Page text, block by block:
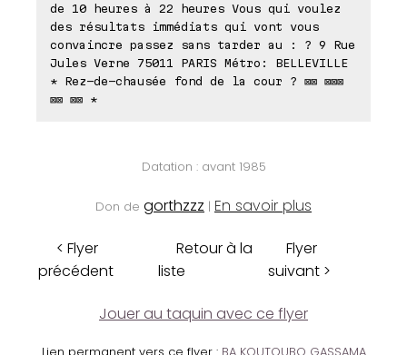
de 10 heures à 22 heures Vous qui voulez
des résultats immédiats qui vont vous
convaincre passez sans tarder au : ? 9 Rue
Jules Verne 75011 PARIS Métro: BELLEVILLE
* Rez-de-chausée fond de la cour ? ⊠⊠ ⊠⊠⊠
⊠⊠ ⊠⊠ *
Datation : avant 1985
Don de gorthzzz | En savoir plus
< Flyer
précédent
Retour à la
liste
Flyer
suivant >
Jouer au taquin avec ce flyer
Lien permanent vers ce flyer : BA KOUTOUBO GASSAMA